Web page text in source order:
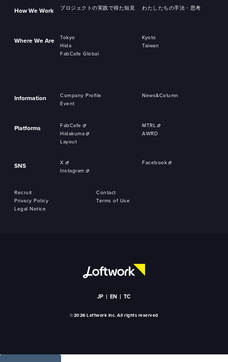
How We Work プロジェクトの実践で得た知見 わたしたちの手法・思考
Where We Are Tokyo
Kyoto
Hida
Taiwan
FabCafe Global
Information Company Profile
News&Column
Event
Platforms FabCafe
MTRL
Hidakuma
AWRD
Layout
SNS X
Facebook
Instagram
Recruit
Contact
Privacy Policy
Terms of Use
Legal Notice
JP EN TC
©2026 Loftwork Inc. All rights reserved